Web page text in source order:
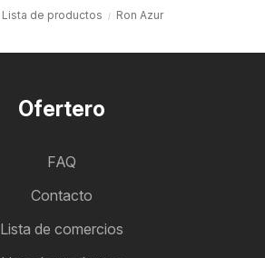
Lista de productos Ron Azur
Ofertero
FAQ
Contacto
Lista de comercios